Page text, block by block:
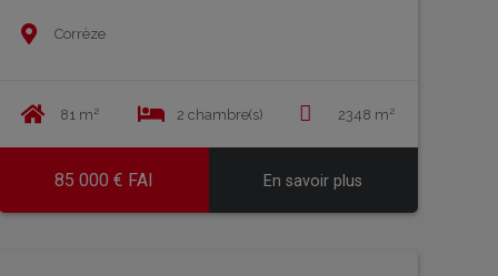
Corrèze
81 m² 2 chambre(s) 2348 m²
85 000 € FAI En savoir plus